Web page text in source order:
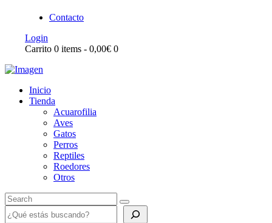
Contacto
Login
Carrito 0 items - 0,00€ 0
Inicio
Tienda
Acuarofilia
Aves
Gatos
Perros
Reptiles
Roedores
Otros
Buscar